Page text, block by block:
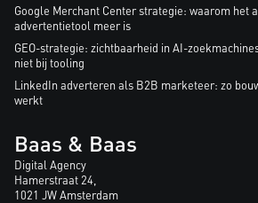
Google Merchant Center strategie: waarom het
advertentietool meer is
GEO-strategie: zichtbaarheid in AI-
niet bij tooling
LinkedIn adverteren als B2B marketeer: zo
werkt
Baas & Baas
Digital Agency
Hamerstraat 24,
1021 JW Amsterdam